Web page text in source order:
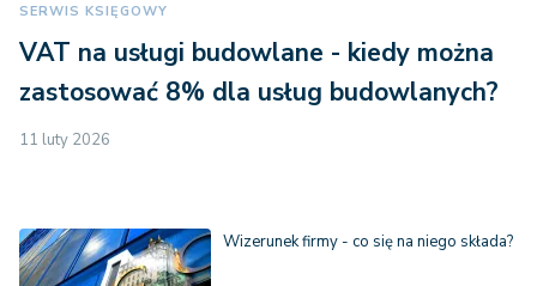
SERWIS KSIĘGOWY
VAT na usługi budowlane - kiedy można
zastosować 8% dla usług budowlanych?
11 luty 2026
Wizerunek firmy - co się na niego składa?